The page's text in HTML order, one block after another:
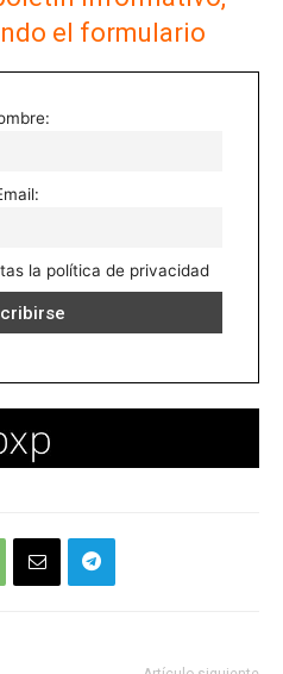
el formulario
la política de privacidad